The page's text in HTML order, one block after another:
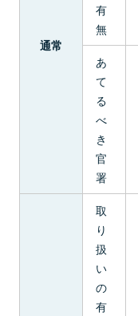
通常
有
無
あ
て
る
べ
き
官
署
取
り
扱
い
の
有